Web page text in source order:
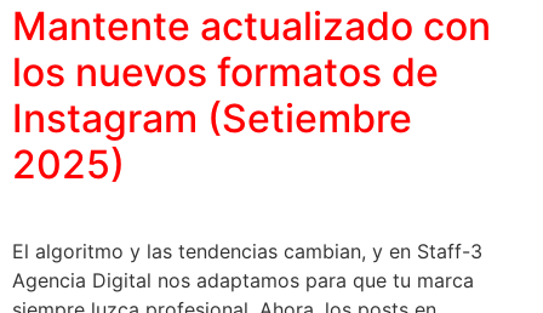
Mantente actualizado con
los nuevos formatos de
Instagram (Setiembre
2025)
El algoritmo y las tendencias cambian, y en Staff-3
Agencia Digital nos adaptamos para que tu marca